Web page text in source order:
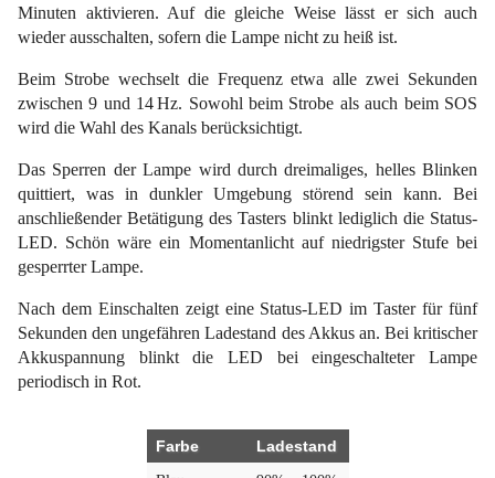
Minuten aktivieren. Auf die gleiche Weise lässt er sich auch
wieder ausschalten, sofern die Lampe nicht zu heiß ist.
Beim Strobe wechselt die Frequenz etwa alle zwei Sekunden
zwischen 9 und 14 Hz. Sowohl beim Strobe als auch beim SOS
wird die Wahl des Kanals berücksichtigt.
Das Sperren der Lampe wird durch dreimaliges, helles Blinken
quittiert, was in dunkler Umgebung störend sein kann. Bei
anschließender Betätigung des Tasters blinkt lediglich die Status-
LED. Schön wäre ein Momentanlicht auf niedrigster Stufe bei
gesperrter Lampe.
Nach dem Einschalten zeigt eine Status-LED im Taster für fünf
Sekunden den ungefähren Ladestand des Akkus an. Bei kritischer
Akkuspannung blinkt die LED bei eingeschalteter Lampe
periodisch in Rot.
Farbe Ladestand